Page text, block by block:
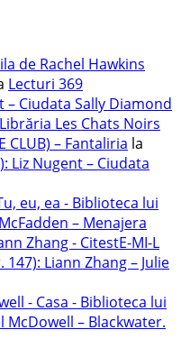
de Rachel Hawkins
Lecturi 369
Ciudata Sally Diamond
Les Chats Noirs
CLUB) – Fantaliria la
Liz Nugent – Ciudata
eu, ea - Biblioteca lui
– Menajera
Zhang - CitestE-MI-L
Liann Zhang – Julie
- Casa - Biblioteca lui
McDowell – Blackwater.